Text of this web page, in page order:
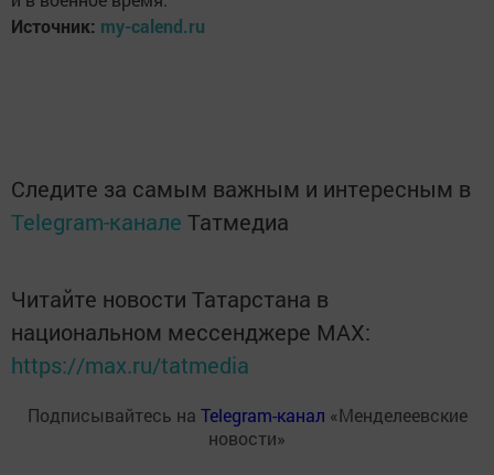
Источник: my-calend.ru
Следите за самым важным и интересным в
Telegram-канале Татмедиа
Читайте новости Татарстана в
национальном мессенджере MАХ:
https://max.ru/tatmedia
Подписывайтесь на Telegram-канал «Менделеевские
новости»